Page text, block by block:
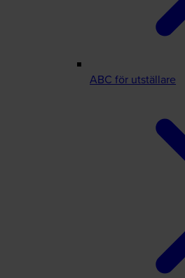
ABC för utställare